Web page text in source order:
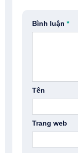
Bình luận *
Tên
Trang web